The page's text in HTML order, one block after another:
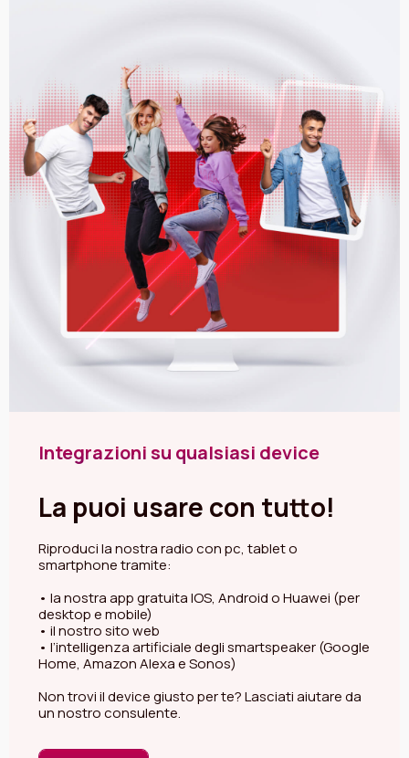
Integrazioni su qualsiasi device
La puoi usare con tutto!
Riproduci la nostra radio con pc, tablet o
smartphone tramite:
• la nostra app gratuita IOS, Android o Huawei (per
desktop e mobile)
• il nostro sito web
• l’intelligenza artificiale degli smartspeaker (Google
Home, Amazon Alexa e Sonos)
Non trovi il device giusto per te? Lasciati aiutare da
un nostro consulente.